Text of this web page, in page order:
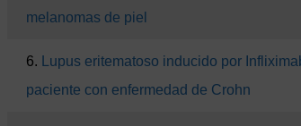
melanomas de piel
6.
Lupus eritematoso inducido por
paciente con enfermedad de Crohn